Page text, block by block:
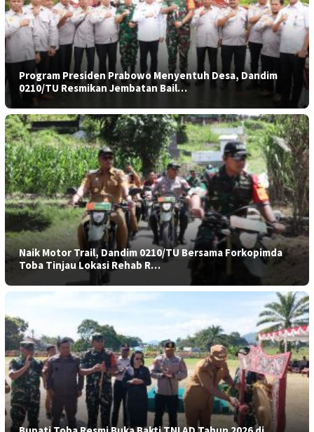
Program Presiden Prabowo Menyentuh Desa, Dandim
0210/TU Resmikan Jembatan Bail…
Naik Motor Trail, Dandim 0210/TU Bersama Forkopimda
Toba Tinjau Lokasi Rehab R…